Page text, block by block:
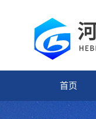
首页